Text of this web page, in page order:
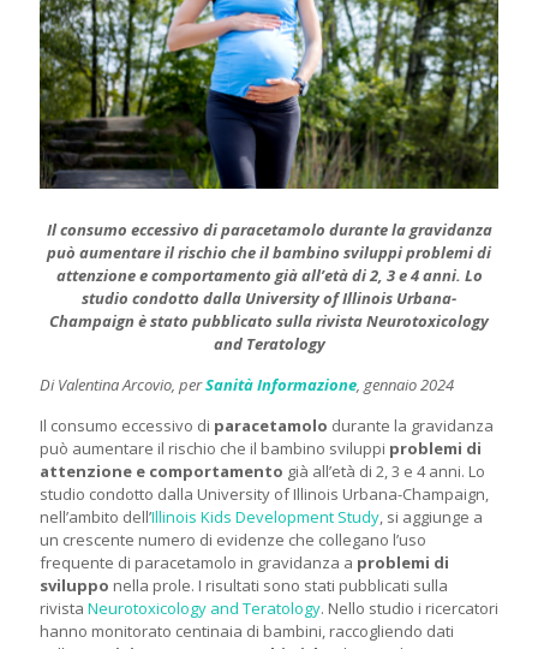
Il consumo eccessivo di paracetamolo durante la gravidanza
può aumentare il rischio che il bambino sviluppi problemi di
attenzione e comportamento già all’età di 2, 3 e 4 anni. Lo
studio condotto dalla University of Illinois Urbana-
Champaign è stato pubblicato sulla rivista Neurotoxicology
and Teratology
Di Valentina Arcovio, perSanità Informazione , gennaio 2024
Il consumo eccessivo di paracetamolo durante la gravidanza
può aumentare il rischio che il bambino sviluppi problemi di
attenzione e comportamento già all’età di 2, 3 e 4 anni. Lo
studio condotto dalla University of Illinois Urbana-Champaign,
nell’ambito dell’Illinois Kids Development Study , si aggiunge a
un crescente numero di evidenze che collegano l’uso
frequente di paracetamolo in gravidanza a problemi di
sviluppo nella prole. I risultati sono stati pubblicati sulla
rivista Neurotoxicology and Teratology. Nello studio i ricercatori
hanno monitorato centinaia di bambini, raccogliendo dati